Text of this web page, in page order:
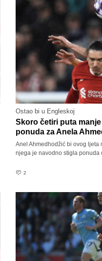
Ostao bi u Engleskoj
Skoro četiri puta
ponuda za Anela
Anel Ahmedhodžić bi ovog ljeta
njega je navodno stigla ponuda
2